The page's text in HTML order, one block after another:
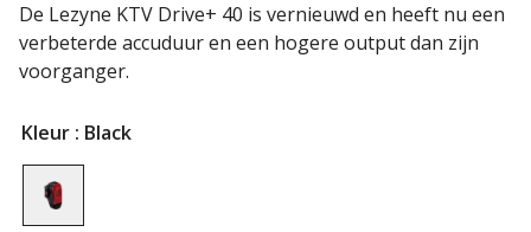
De Lezyne KTV Drive+ 40 is vernieuwd en heeft nu een
verbeterde accuduur en een hogere output dan zijn
voorganger.
Kleur : Black